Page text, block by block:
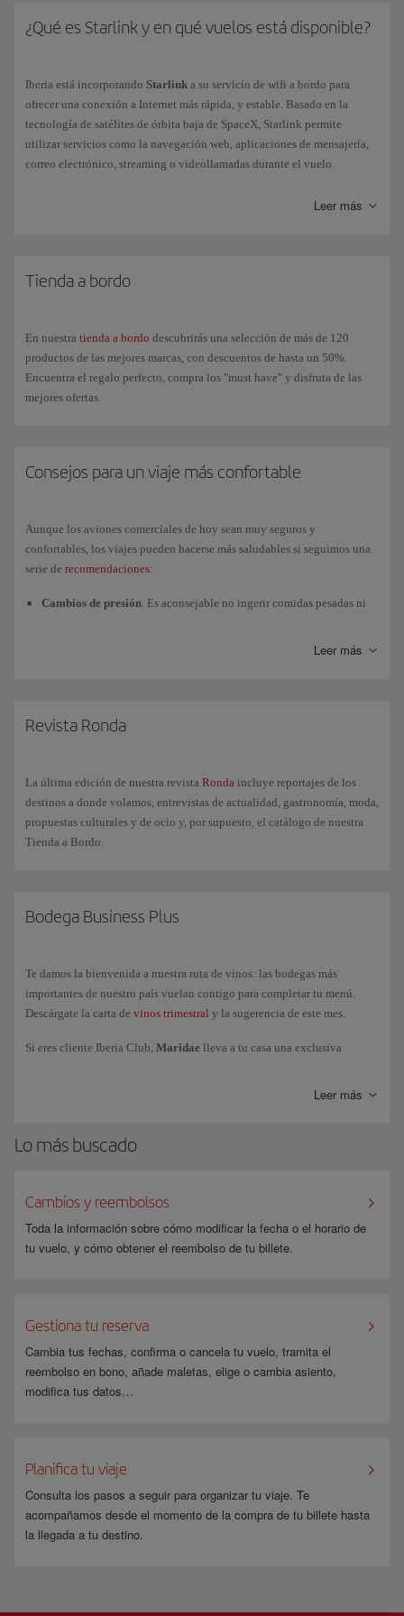
Además, en nuestros A350 de Nueva Generación, tienes la posibilidad
de conectar tus propios auriculares inalámbricos a través de bluetooth
táctiles 4K.
¿Qué es Starlink y en qué vuelos está disponible?
Iberia está incorporando Starlink a su servicio de wifi a bordo para
ofrecer una conexión a Internet más rápida, y estable. Basado en la
tecnología de satélites de órbita baja de SpaceX, Starlink permite
utilizar servicios como la navegación web, aplicaciones de mensajería,
correo electrónico, streaming o videollamadas durante el vuelo.
Starlink solo está disponible en un número limitado de
Puedes consultar cómo conectarte, las condiciones del servicio y toda la
Leer más
Tienda a bordo
En nuestra tienda a bordo descubrirás una selección de más de 120
productos de las mejores marcas, con descuentos de hasta un 50%.
Encuentra el regalo perfecto, compra los "must have" y disfruta de las
mejores ofertas.
Consejos para un viaje más confortable
Aunque los aviones comerciales de hoy sean muy seguros y
confortables, los viajes pueden hacerse más saludables si seguimos una
serie de recomendaciones:
Cambios de presión. Es aconsejable no ingerir comidas pesadas ni
consumo de líquidos durante el vuelo.
limitado y el movimiento es reducido. No coloques los bultos de
mano de modo que impidan el libre movimiento de las piernas e
intenta vestir ropa cómoda y poco ajustada.
Leer más
Revista Ronda
La última edición de nuestra revista Ronda incluye reportajes de los
destinos a donde volamos, entrevistas de actualidad, gastronomía, moda,
propuestas culturales y de ocio y, por supuesto, el catálogo de nuestra
Tienda a Bordo.
Bodega Business Plus
Te damos la bienvenida a nuestra ruta de vinos: las bodegas más
importantes de nuestro país vuelan contigo para completar tu menú.
Descárgate la carta de vinos trimestral y la sugerencia de este mes.
Si eres cliente Iberia Club, Maridae lleva a tu casa una exclusiva
Enviamos tus pedidos a España, Portugal, Francia, Italia y Alemania.
Leer más
Lo más buscado
Cambios y reembolsos
Toda la información sobre cómo modificar la fecha o el horario de
tu vuelo, y cómo obtener el reembolso de tu billete.
Gestiona tu reserva
Cambia tus fechas, confirma o cancela tu vuelo, tramita el
reembolso en bono, añade maletas, elige o cambia asiento,
modifica tus datos…
Planifica tu viaje
Consulta los pasos a seguir para organizar tu viaje. Te
acompañamos desde el momento de la compra de tu billete hasta
la llegada a tu destino.